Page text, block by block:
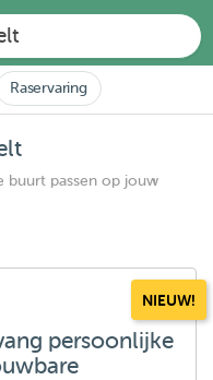
Raservaring
buurt passen op jouw
NIEUW!
persoonlijke